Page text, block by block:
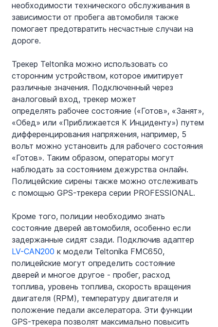
необходимости технического обслуживания в
зависимости от пробега автомобиля также
помогает предотвратить несчастные случаи на
дороге.
Трекер Teltonika можно использовать со
сторонним устройством, которое имитирует
различные значения. Подключенный через
аналоговый вход, трекер может
определять рабочее состояние («Готов», «Занят»,
«Обед» или «Приближается К Инциденту») путем
дифференцирования напряжения, например, 5
вольт можно установить для рабочего состояния
«Готов». Таким образом, операторы могут
наблюдать за состоянием дежурства онлайн.
Полицейские сирены также можно отслеживать
с помощью GPS-трекера серии PROFESSIONAL.
Кроме того, полиции необходимо знать
состояние дверей автомобиля, особенно если
задержанные сидят сзади. Подключив адаптер
LV-CAN200 к модели Teltonika FMC650,
полицейские могут определить состояние
дверей и многое другое - пробег, расход
топлива, уровень топлива, скорость вращения
двигателя (RPM), температуру двигателя и
положение педали акселератора. Эти функции
GPS-трекера позволят максимально повысить